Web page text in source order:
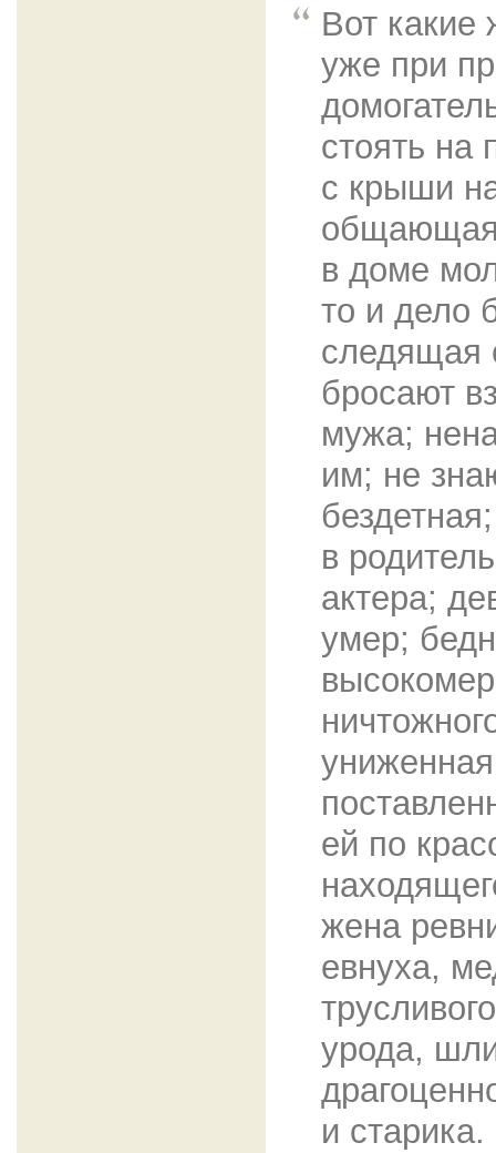
Вот
уже при
стоять на
с крыши
в доме
то и дело
следящая
бросают
мужа;
им; не
в
актера;
умер;
ей по
жена
евнуха,
урода,
и старика.